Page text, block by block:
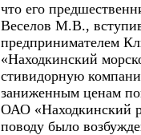
что его
Веселов М.В.,
предпринимателем
«Находкинский
стивидорную
заниженным ценам
ОАО «Находкинский
поводу было